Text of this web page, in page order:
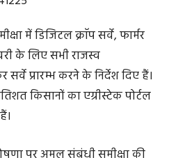
में डिजिटल क्राॅप सर्वे, फार्मर
के लिए सभी राजस्व
प्रारम्भ करने के निर्देश दिए हैं।
किसानों का एग्रीस्टेक पोर्टल